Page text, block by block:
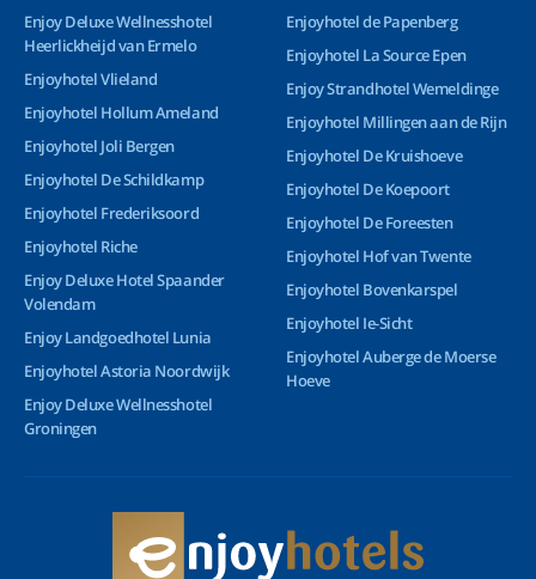
Enjoy Deluxe Wellnesshotel
Heerlickheijd van Ermelo
Enjoyhotel Vlieland
Enjoyhotel Hollum Ameland
Enjoyhotel Joli Bergen
Enjoyhotel De Schildkamp
Enjoyhotel Frederiksoord
Enjoyhotel Riche
Enjoy Deluxe Hotel Spaander
Volendam
Enjoy Landgoedhotel Lunia
Enjoyhotel Astoria Noordwijk
Enjoy Deluxe Wellnesshotel
Groningen
Enjoyhotel de Papenberg
Enjoyhotel La Source Epen
Enjoy Strandhotel Wemeldinge
Enjoyhotel Millingen aan de Rijn
Enjoyhotel De Kruishoeve
Enjoyhotel De Koepoort
Enjoyhotel De Foreesten
Enjoyhotel Hof van Twente
Enjoyhotel Bovenkarspel
Enjoyhotel Ie-Sicht
Enjoyhotel Auberge de Moerse
Hoeve